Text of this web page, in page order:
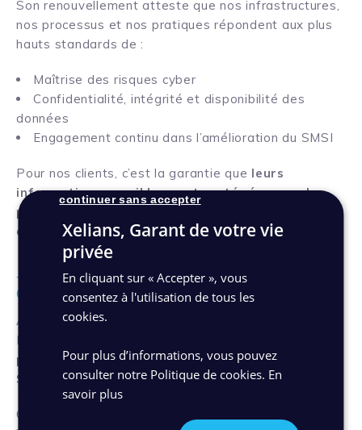
Son renouvellement atteste que nos infrastructures,
nos processus et nos pratiques répondent aux plus
hauts standards de :
Maîtrise des risques cyber
Confidentialité, intégrité et disponibilité des
données
Engagement continu dans l’amélioration du SMSI
Pour nos clients, c’est la garantie que leurs
informations sensibles sont protégées par des
protocoles conformes aux meilleures exigences
du marché.
TRANSITION RÉUSSIE VERS LA CERTIFICATION HDS V2
(NIVEAUX 1 À 4)
À l’issue de l’audit mené selon le nouveau référentiel
HDS V2,
pour la certification Hébergeur de Données de
Santé sur les niveaux 1, 2, 3 et 4.
Cette certification s’adresse aux acteurs qui
Xelians, Garant de votre vie
privée
En cliquant sur « Accepter », vous
consentez à l'utilisation de tous les
cookies.
Pour plus d’informations, vous pouvez
consulter notre Politique de cookies. En
savoir plus
continuer sans accepter